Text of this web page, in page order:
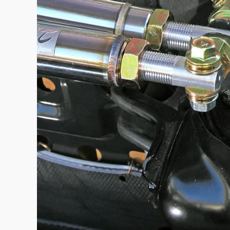
この画像の記事を